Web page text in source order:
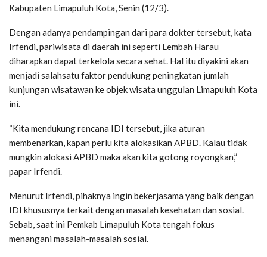
Kabupaten Limapuluh Kota, Senin (12/3).
Dengan adanya pendampingan dari para dokter tersebut, kata
Irfendi, pariwisata di daerah ini seperti Lembah Harau
diharapkan dapat terkelola secara sehat. Hal itu diyakini akan
menjadi salahsatu faktor pendukung peningkatan jumlah
kunjungan wisatawan ke objek wisata unggulan Limapuluh Kota
ini.
“Kita mendukung rencana IDI tersebut, jika aturan
membenarkan, kapan perlu kita alokasikan APBD. Kalau tidak
mungkin alokasi APBD maka akan kita gotong royongkan,”
papar Irfendi.
Menurut Irfendi, pihaknya ingin bekerjasama yang baik dengan
IDI khususnya terkait dengan masalah kesehatan dan sosial.
Sebab, saat ini Pemkab Limapuluh Kota tengah fokus
menangani masalah-masalah sosial.